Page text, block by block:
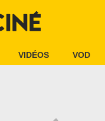
VIDÉOS VOD